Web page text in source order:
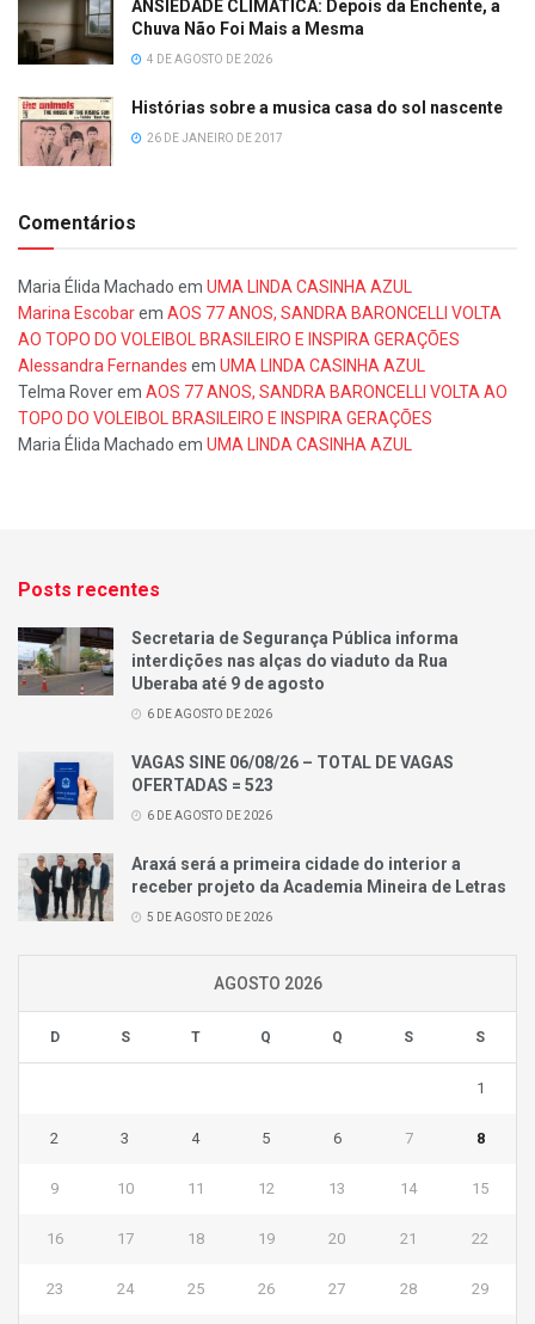
ANSIEDADE CLIMÁTICA: Depois da Enchente, a
Chuva Não Foi Mais a Mesma
4 DE AGOSTO DE 2026
Histórias sobre a musica casa do sol nascente
26 DE JANEIRO DE 2017
Comentários
Maria Élida Machado em UMA LINDA CASINHA AZUL
Marina Escobarem AOS 77 ANOS, SANDRA BARONCELLI VOLTA
AO TOPO DO VOLEIBOL BRASILEIRO E INSPIRA GERAÇÕES
Alessandra Fernandes em UMA LINDA CASINHA AZUL
Telma Roverem AOS 77 ANOS, SANDRA BARONCELLI VOLTA AO
TOPO DO VOLEIBOL BRASILEIRO E INSPIRA GERAÇÕES
Maria Élida Machado em UMA LINDA CASINHA AZUL
Posts recentes
Secretaria de Segurança Pública informa
interdições nas alças do viaduto da Rua
Uberaba até 9 de agosto
6 DE AGOSTO DE 2026
VAGAS SINE 06/08/26 – TOTAL DE VAGAS
OFERTADAS = 523
6 DE AGOSTO DE 2026
Araxá será a primeira cidade do interior a
receber projeto da Academia Mineira de Letras
5 DE AGOSTO DE 2026
AGOSTO 2026
D S T Q Q S S
1
2 3 4 5 6 7 8
9 10 11 12 13 14 15
16 17 18 19 20 21 22
23 24 25 26 27 28 29